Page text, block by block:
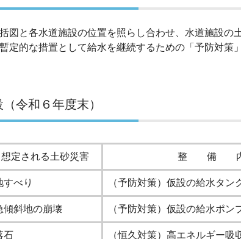
図と各水道施設の位置を照らし合わせ、水道施設の
定的な措置として給水を継続するための「予防対策
令和６年度末）
想定される土砂災害 整 備
すべり （予防対策）仮設の給水タン
傾斜地の崩壊 （予防対策）仮設の給水ポン
石 （恒久対策）高エネルギー吸